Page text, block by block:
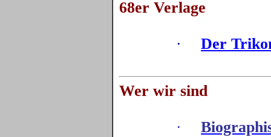
68er Verlage
· Der
Wer wir sind
·